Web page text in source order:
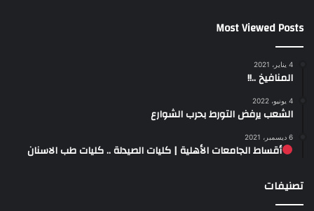
Most Viewed Posts
4 يناير، 2021
المنافيخ ..!!
4 يونيو، 2022
الشعب يرفض التورط بحرب الشوارع
6 ديسمبر، 2021
أقساط الجامعات الأهلية | كليات الصيدلة .. كليات طب الاسنان
تصنيفات